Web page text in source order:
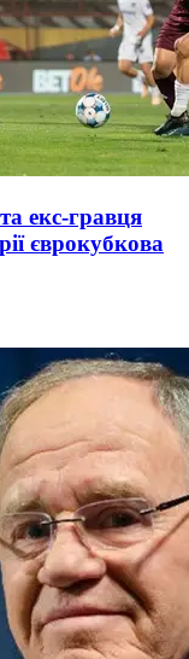
екс-гравця
єврокубкова